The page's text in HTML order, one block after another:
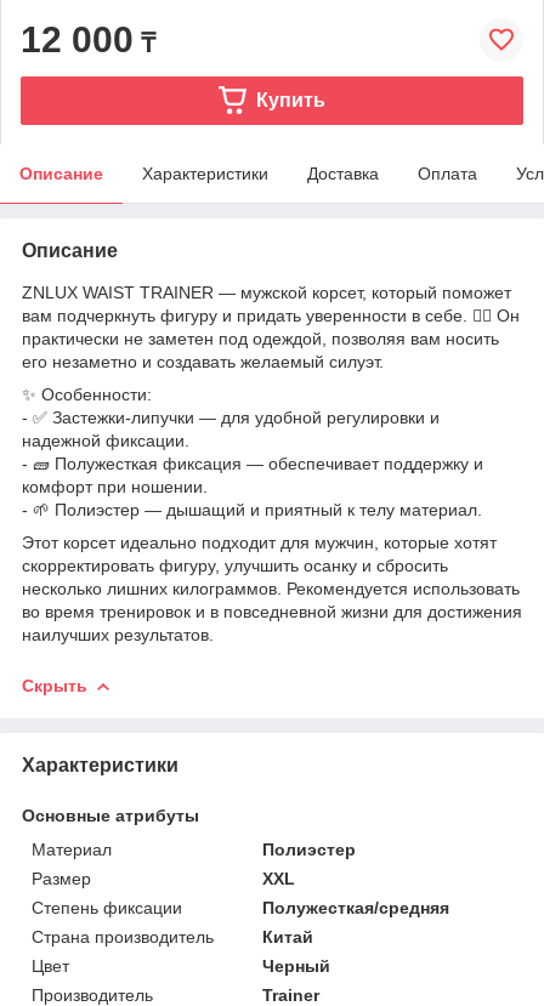
12 000 ₸
Купить
Описание Характеристики Доставка Оплата
Описание
ZNLUX WAIST TRAINER — мужской корсет, который поможет
вам подчеркнуть фигуру и придать уверенности в себе. 🏋️‍♂️ Он
практически не заметен под одеждой, позволяя вам носить
его незаметно и создавать желаемый силуэт.
✨ Особенности:
- ✅ Застежки-липучки — для удобной регулировки и
надежной фиксации.
- 🧱 Полужесткая фиксация — обеспечивает поддержку и
комфорт при ношении.
- 🌱 Полиэстер — дышащий и приятный к телу материал.
Этот корсет идеально подходит для мужчин, которые хотят
скорректировать фигуру, улучшить осанку и сбросить
несколько лишних килограммов. Рекомендуется использовать
во время тренировок и в повседневной жизни для достижения
наилучших результатов.
Скрыть
Характеристики
Основные атрибуты
Материал
Полиэстер
Размер
XXL
Степень фиксации
Полужесткая/средняя
Страна производитель
Китай
Цвет
Черный
Производитель
Trainer